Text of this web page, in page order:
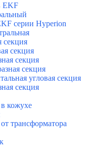
EKF
серии Hyperion
секция
секция
секция
секция
угловая секция
секция
кожухе
трансформатора